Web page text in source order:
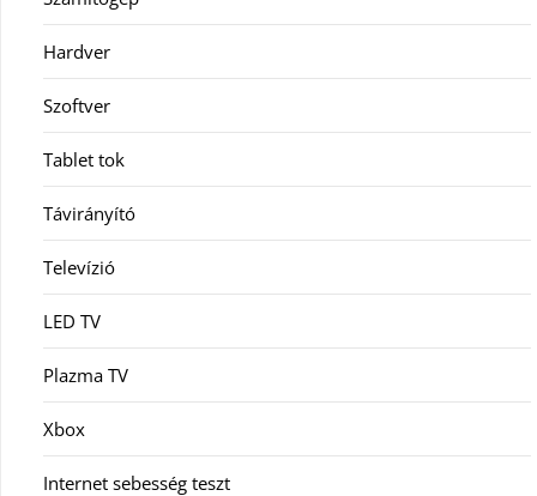
Hardver
Szoftver
Tablet tok
Távirányító
Televízió
LED TV
Plazma TV
Xbox
Internet sebesség teszt